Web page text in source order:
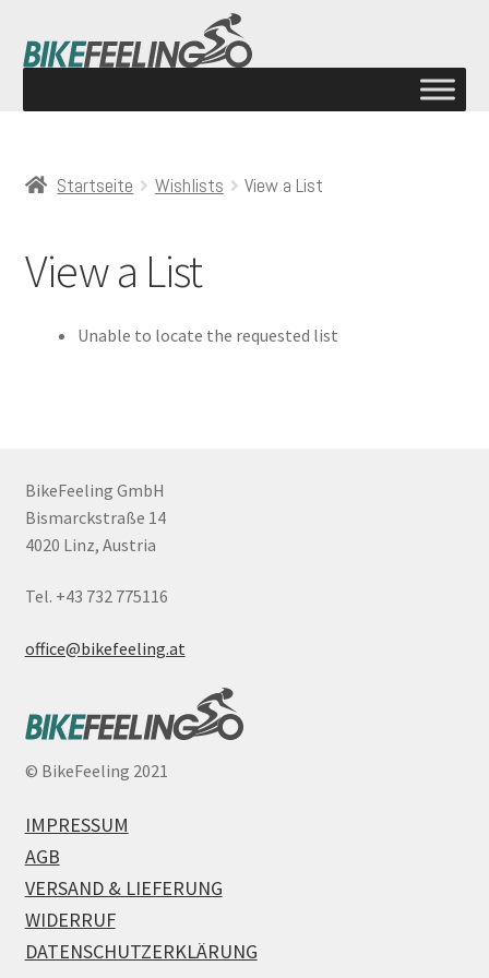
Startseite Wishlists View a List
View a List
Unable to locate the requested list
BikeFeeling GmbH
Bismarckstraße 14
4020 Linz, Austria
Tel. +43 732 775116
office@bikefeeling.at
© BikeFeeling 2021
IMPRESSUM
AGB
VERSAND & LIEFERUNG
WIDERRUF
DATENSCHUTZERKLÄRUNG